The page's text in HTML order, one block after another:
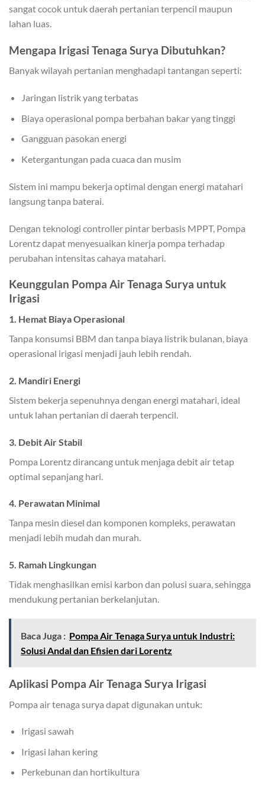
sangat cocok untuk daerah pertanian terpencil maupun
lahan luas.
Mengapa Irigasi Tenaga Surya Dibutuhkan?
Banyak wilayah pertanian menghadapi tantangan seperti:
Jaringan listrik yang terbatas
Biaya operasional pompa berbahan bakar yang tinggi
Gangguan pasokan energi
Ketergantungan pada cuaca dan musim
Sistem ini mampu bekerja optimal dengan energi matahari
langsung tanpa baterai.
Dengan teknologi controller pintar berbasis MPPT, Pompa
Lorentz dapat menyesuaikan kinerja pompa terhadap
perubahan intensitas cahaya matahari.
Keunggulan Pompa Air Tenaga Surya untuk
Irigasi
1. Hemat Biaya Operasional
Tanpa konsumsi BBM dan tanpa biaya listrik bulanan, biaya
operasional irigasi menjadi jauh lebih rendah.
2. Mandiri Energi
Sistem bekerja sepenuhnya dengan energi matahari, ideal
untuk lahan pertanian di daerah terpencil.
3. Debit Air Stabil
Pompa Lorentz dirancang untuk menjaga debit air tetap
optimal sepanjang hari.
4. Perawatan Minimal
Tanpa mesin diesel dan komponen kompleks, perawatan
menjadi lebih mudah dan murah.
5. Ramah Lingkungan
Tidak menghasilkan emisi karbon dan polusi suara, sehingga
mendukung pertanian berkelanjutan.
Baca Juga : Pompa Air Tenaga Surya untuk Industri:
Solusi Andal dan Efisien dari Lorentz
Aplikasi Pompa Air Tenaga Surya Irigasi
Pompa air tenaga surya dapat digunakan untuk:
Irigasi sawah
Irigasi lahan kering
Perkebunan dan hortikultura